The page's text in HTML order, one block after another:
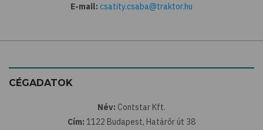
E-mail: csatity.csaba@traktor.hu
CÉGADATOK
Név: Contstar Kft.
Cím: 1122 Budapest, Határőr út 38